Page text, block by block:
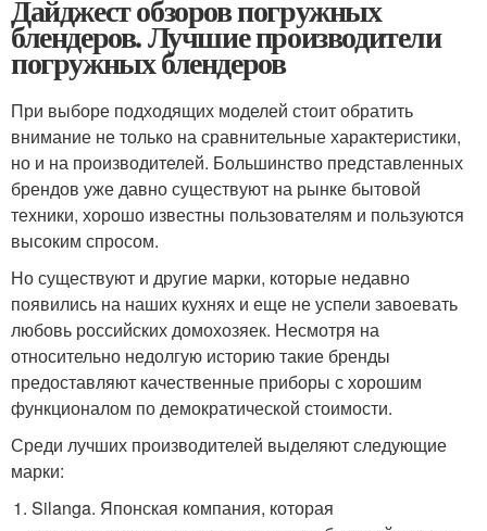
Дайджест обзоров погружных
блендеров. Лучшие производители
погружных блендеров
При выборе подходящих моделей стоит обратить
внимание не только на сравнительные характеристики,
но и на производителей. Большинство представленных
брендов уже давно существуют на рынке бытовой
техники, хорошо известны пользователям и пользуются
высоким спросом.
Но существуют и другие марки, которые недавно
появились на наших кухнях и еще не успели завоевать
любовь российских домохозяек. Несмотря на
относительно недолгую историю такие бренды
предоставляют качественные приборы с хорошим
функционалом по демократической стоимости.
Среди лучших производителей выделяют следующие
марки:
Silanga. Японская компания, которая